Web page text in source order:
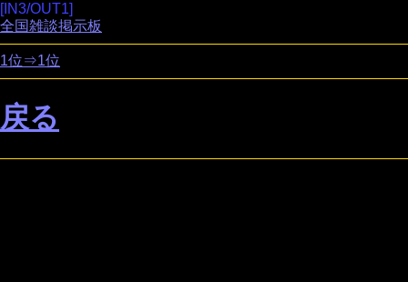
[IN3/OUT1]
全国雑談掲示板
1位⇒1位
戻る